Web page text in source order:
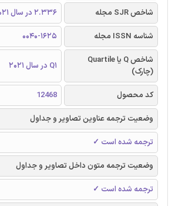
شاخص SJR مجله
2.336 در سال 2021
شناسه ISSN مجله
0040-1625
شاخص Q یا Quartile
(چارک)
Q1 در سال 2021
کد محصول
12468
وضعیت ترجمه عناوین تصاویر و جداول
ترجمه شده است ✓
وضعیت ترجمه متون داخل تصاویر و جداول
ترجمه شده است ✓